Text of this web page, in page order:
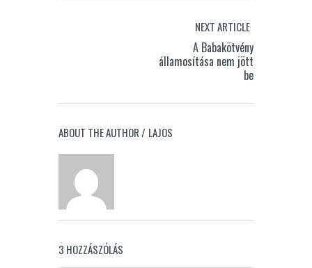
NEXT ARTICLE
A Babakötvény
államosítása nem jött
be
ABOUT THE AUTHOR / LAJOS
3 HOZZÁSZÓLÁS